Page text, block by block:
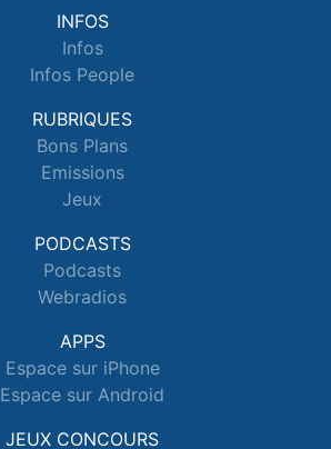
INFOS
Infos
Infos People
RUBRIQUES
Bons Plans
Emissions
Jeux
PODCASTS
Podcasts
Webradios
APPS
Espace sur iPhone
Espace sur Android
JEUX CONCOURS